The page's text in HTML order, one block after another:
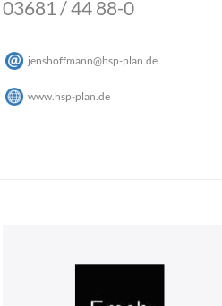
03681 / 44 88-0
jenshoffmann@hsp-plan de
www.hsp-plan.de